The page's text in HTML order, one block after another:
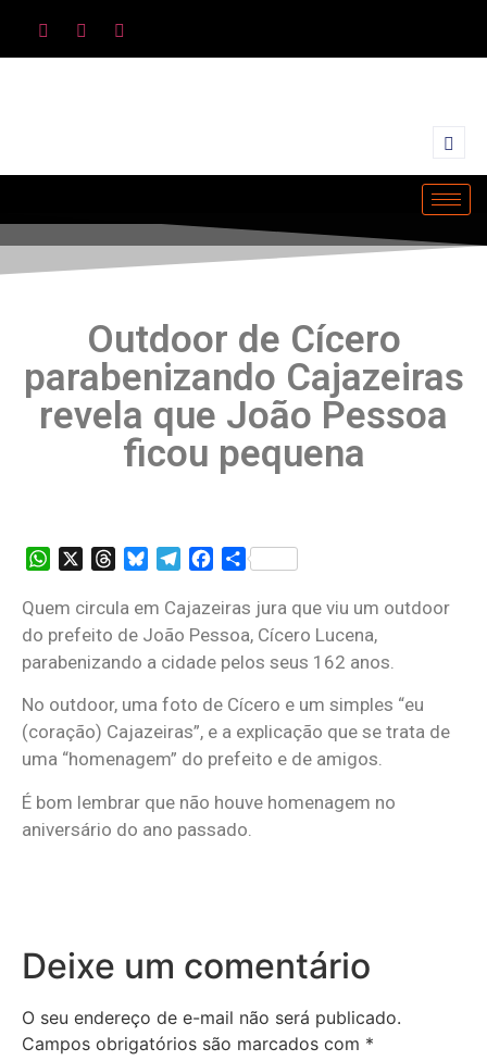
Outdoor de Cícero
parabenizando Cajazeiras
revela que João Pessoa
ficou pequena
WhatsAppThreadsBlueskyTelegramFacebook
Share
Quem circula em Cajazeiras jura que viu um outdoor
do prefeito de João Pessoa, Cícero Lucena,
parabenizando a cidade pelos seus 162 anos.
No outdoor, uma foto de Cícero e um simples “eu
(coração) Cajazeiras”, e a explicação que se trata de
uma “homenagem” do prefeito e de amigos.
É bom lembrar que não houve homenagem no
aniversário do ano passado.
Deixe um comentário
O seu endereço de e-mail não será publicado.
Campos obrigatórios são marcados com *